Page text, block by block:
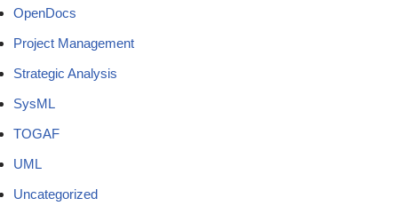
OpenDocs
Project Management
Strategic Analysis
SysML
TOGAF
UML
Uncategorized